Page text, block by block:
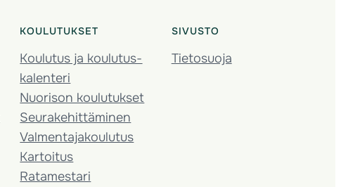
KOULUTUKSET
Koulutus ja koulutus­
kalenteri
Nuorison koulutukset
Seura­kehittäminen
Valmentaja­koulutus
Kartoitus
Ratamestari
SIVUSTO
Tietosuoja